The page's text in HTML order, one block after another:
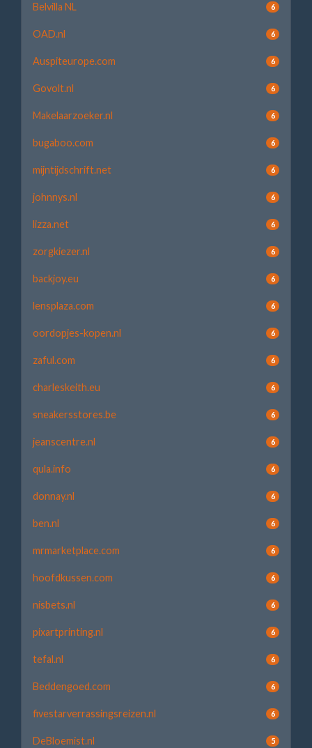
Belvilla NL 6
OAD.nl 6
Auspiteurope.com 6
Govolt.nl 6
Makelaarzoeker.nl 6
bugaboo.com 6
mijntijdschrift.net 6
johnnys.nl 6
lizza.net 6
zorgkiezer.nl 6
backjoy.eu 6
lensplaza.com 6
oordopjes-kopen.nl 6
zaful.com 6
charleskeith.eu 6
sneakersstores.be 6
jeanscentre.nl 6
qula.info 6
donnay.nl 6
ben.nl 6
mrmarketplace.com 6
hoofdkussen.com 6
nisbets.nl 6
pixartprinting.nl 6
tefal.nl 6
Beddengoed.com 6
fivestarverrassingsreizen.nl 6
DeBloemist.nl 5